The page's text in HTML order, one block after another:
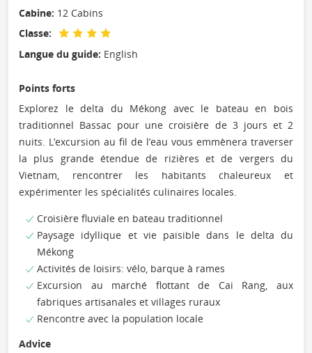
Cabine: 12 Cabins
Classe:
Langue du guide: English
Points forts
Explorez le delta du Mékong avec le bateau en bois
traditionnel Bassac pour une croisière de 3 jours et 2
nuits. L’excursion au fil de l’eau vous emmènera traverser
la plus grande étendue de rizières et de vergers du
Vietnam, rencontrer les habitants chaleureux et
expérimenter les spécialités culinaires locales.
Croisière fluviale en bateau traditionnel
Paysage idyllique et vie paisible dans le delta du
Mékong
Activités de loisirs: vélo, barque à rames
Excursion au marché flottant de Cai Rang, aux
fabriques artisanales et villages ruraux
Rencontre avec la population locale
Advice